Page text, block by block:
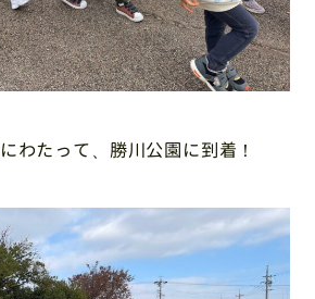
わたって、勝川公園に到着！